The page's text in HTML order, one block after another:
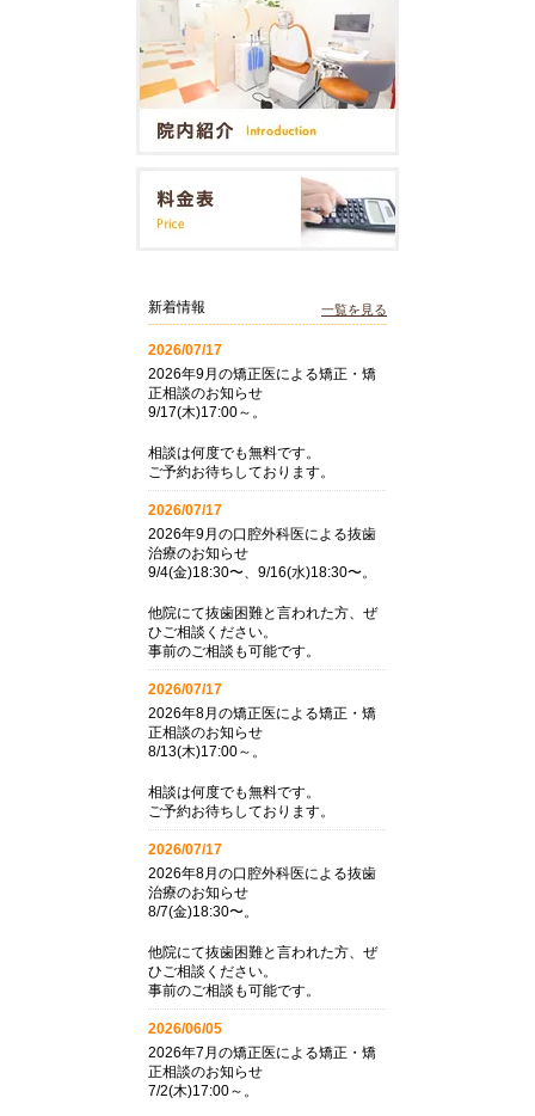
新着情報 一覧を見る
2026/07/17
2026年9月の矯正医による矯正・矯
正相談のお知らせ
9/17(木)17:00～。
相談は何度でも無料です。
ご予約お待ちしております。
2026/07/17
2026年9月の口腔外科医による抜歯
治療のお知らせ
9/4(金)18:30〜、9/16(水)18:30〜。
他院にて抜歯困難と言われた方、ぜ
ひご相談ください。
事前のご相談も可能です。
2026/07/17
2026年8月の矯正医による矯正・矯
正相談のお知らせ
8/13(木)17:00～。
相談は何度でも無料です。
ご予約お待ちしております。
2026/07/17
2026年8月の口腔外科医による抜歯
治療のお知らせ
8/7(金)18:30〜。
他院にて抜歯困難と言われた方、ぜ
ひご相談ください。
事前のご相談も可能です。
2026/06/05
2026年7月の矯正医による矯正・矯
正相談のお知らせ
7/2(木)17:00～。